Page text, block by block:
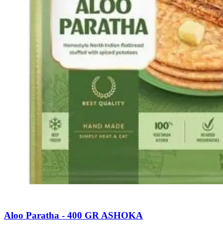
Aloo Paratha - 400 GR ASHOKA